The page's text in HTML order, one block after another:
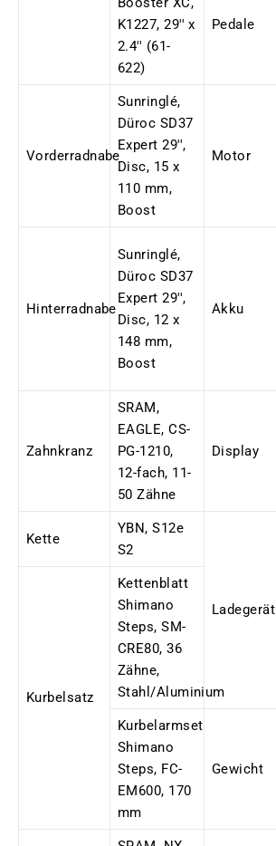
K1227, 29'' x
2.4'' (61-
622)
Pedale
Vorderradnabe
Sunringlé,
Düroc SD37
Expert 29'',
Disc, 15 x
110 mm,
Boost
Motor
Hinterradnabe
Sunringlé,
Düroc SD37
Expert 29'',
Disc, 12 x
148 mm,
Boost
Akku
Zahnkranz
SRAM,
EAGLE, CS-
PG-1210,
12-fach, 11-
50 Zähne
Display
Kette
YBN, S12e
S2
Ladegerät
Kurbelsatz
Kettenblatt
Shimano
Steps, SM-
CRE80, 36
Zähne,
Stahl/Aluminium
Kurbelarmset
Shimano
Steps, FC-
EM600, 170
mm
Gewicht